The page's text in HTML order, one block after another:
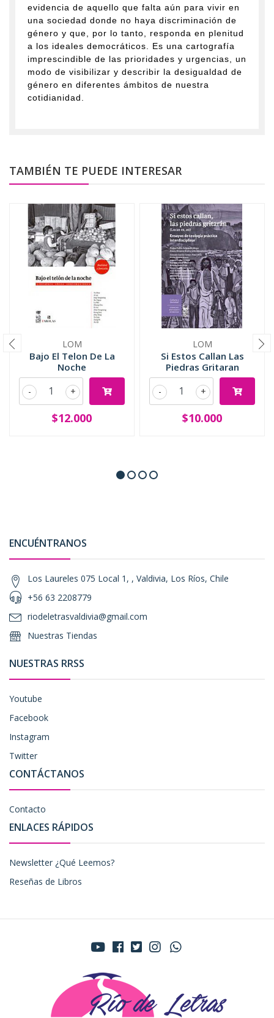
evidencia de aquello que falta aún para vivir en
una sociedad donde no haya discriminación de
género y que, por lo tanto, responda en plenitud
a los ideales democráticos. Es una cartografía
imprescindible de las prioridades y urgencias, un
modo de visibilizar y describir la desigualdad de
género en diferentes ámbitos de nuestra
cotidianidad.
TAMBIÉN TE PUEDE INTERESAR
LOM
Bajo El Telon De La
Noche
+
-
$12.000
LOM
Si Estos Callan Las
Piedras Gritaran
+
-
$10.000
ENCUÉNTRANOS
Los Laureles 075 Local 1, , Valdivia, Los Ríos, Chile
+56 63 2208779
riodeletrasvaldivia@gmail.com
Nuestras Tiendas
NUESTRAS RRSS
Youtube
Facebook
Instagram
Twitter
CONTÁCTANOS
Contacto
ENLACES RÁPIDOS
Newsletter ¿Qué Leemos?
Reseñas de Libros